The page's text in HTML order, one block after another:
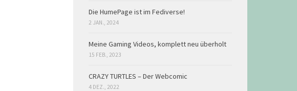
Die HumePage ist im Fediverse!
2 JAN., 2024
Meine Gaming Videos, komplett neu überholt
15 FEB., 2023
CRAZY TURTLES – Der Webcomic
4 DEZ., 2022